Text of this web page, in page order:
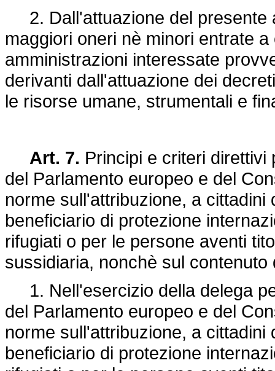
2. Dall'attuazione del presente
maggiori oneri nè minori entrate
amministrazioni interessate
derivanti dall'attuazione dei
le risorse umane, strumentali e
Art. 7. Principi e criteri
del Parlamento europeo e del
norme sull'attribuzione, a
beneficiario di protezione
rifugiati o per le persone aventi
sussidiaria, nonchè sul
1. Nell'esercizio della delega
del Parlamento europeo e del
norme sull'attribuzione, a
beneficiario di protezione